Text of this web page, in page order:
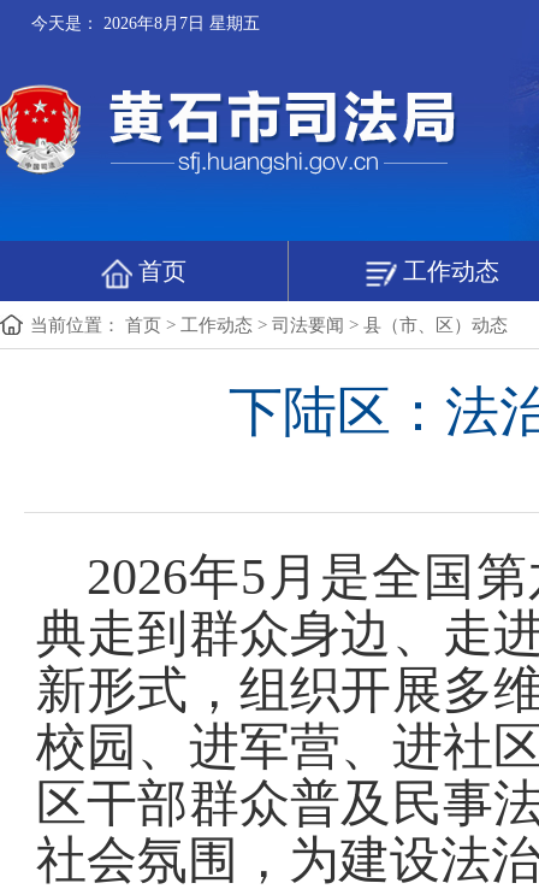
今天是： 2026年8月7日 星期五
首页 工作动态
当前位置： 首页 > 工作动态 > 司法要闻 > 县（市、区）动态
下陆区：法
2026年5月是全国
典走到群众身边、走
新形式，组织开展多
校园、进军营、进社
区干部群众普及民事
社会氛围，为建设法